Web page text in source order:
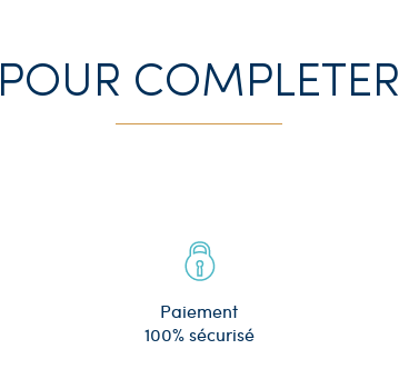
POUR COMPLETER
Paiement
100% sécurisé